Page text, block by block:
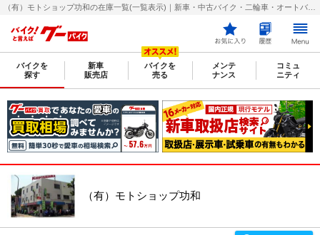
バイクを
探す
新車
販売店
バイクを
売る
メンテ
ナンス
コミュ
ニティ
（有）モトショップ功和